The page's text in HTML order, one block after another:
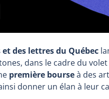
et des lettres du Québec
dans le cadre du volet
première bourseà des
donner un élan à leur